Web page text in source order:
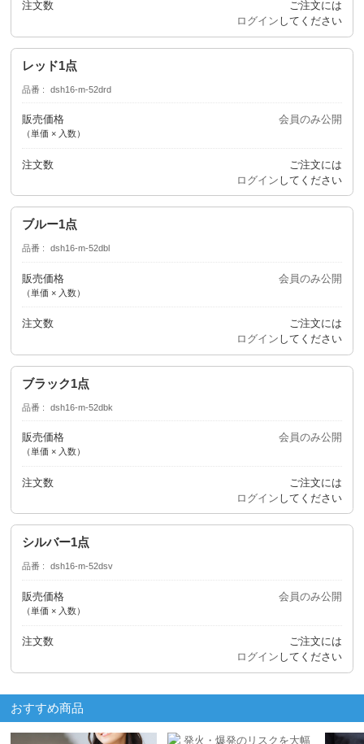
注文数
ご注文には
ログイン してください
レッド1点
品番 dsh16-m-52drd
販売価格
（単価 × 入数）
会員のみ公開
注文数
ご注文には
ログイン してください
ブルー1点
品番 dsh16-m-52dbl
販売価格
（単価 × 入数）
会員のみ公開
注文数
ご注文には
ログイン してください
ブラック1点
品番 dsh16-m-52dbk
販売価格
（単価 × 入数）
会員のみ公開
注文数
ご注文には
ログイン してください
シルバー1点
品番 dsh16-m-52dsv
販売価格
（単価 × 入数）
会員のみ公開
注文数
ご注文には
ログイン してください
おすすめ商品